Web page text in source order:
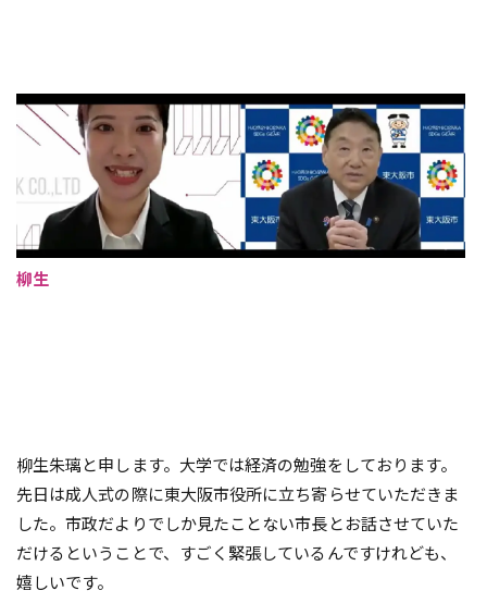
柳生
柳生朱璃と申します。大学では経済の勉強をしております。
先日は成人式の際に東大阪市役所に立ち寄らせていただきま
した。市政だよりでしか見たことない市長とお話させていた
だけるということで、すごく緊張しているんですけれども、
嬉しいです。